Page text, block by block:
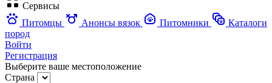
Сервисы
Питомцы
Анонсы вязок Питомники
Каталоги
пород
Войти
Регистрация
Выберите ваше местоположение
Страна